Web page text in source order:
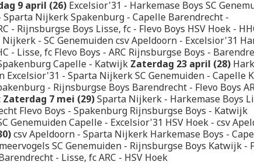
9 april (26) Excelsior'31 - Harkemase Boys SC
Nijkerk Spakenburg - Capelle Barendrecht -
- Rijnsburgse Boys Lisse, fc - Flevo Boys HSV Hoek -
- SC Genemuiden csv Apeldoorn - Excelsior'31
- Lisse, fc Flevo Boys - ARC Rijnsburgse Boys -
Capelle - Katwijk Zaterdag 23 april (28)
Excelsior'31 - Sparta Nijkerk SC Genemuiden - Capelle
- Rijnsburgse Boys Barendrecht - Flevo Boys
Zaterdag 7 mei (29)Sparta Nijkerk - Harkemase Boys
Flevo Boys - Spakenburg Rijnsburgse Boys - Katwijk
Genemuiden Capelle - Excelsior'31 HSV Hoek - csv
csv Apeldoorn - Sparta Nijkerk Harkemase Boys -
SC Genemuiden - Rijnsburgse Boys Katwijk -
- Lisse, fc ARC - HSV Hoek